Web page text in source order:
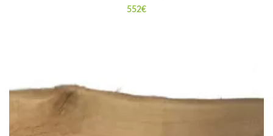
552€